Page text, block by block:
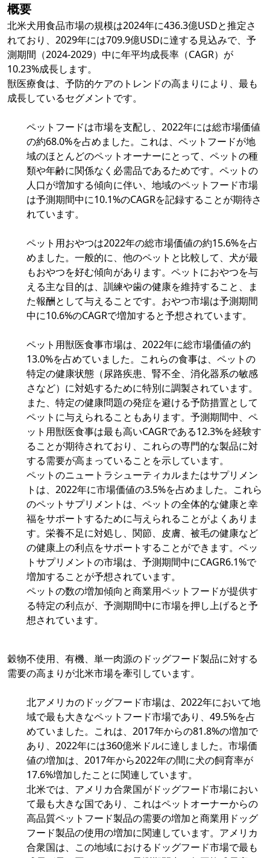
概要
北米犬用食品市場の規模は2024年に436.3億USDと推定さ
れており、2029年には709.9億USDに達する見込みで、予
測期間（2024-2029）中に年平均成長率（CAGR）が
10.23%成長します。
獣医療食は、予防的ケアのトレンドの高まりにより、最も
成長しているセグメントです。
ペットフードは市場を支配し、2022年には総市場価値
の約68.0%を占めました。これは、ペットフードが地
域のほとんどのペットオーナーにとって、ペットの種
類や年齢に関係なく必需品であるためです。ペットの
人口が増加する傾向に伴い、地域のペットフード市場
は予測期間中に10.1%のCAGRを記録することが期待さ
れています。
ペット用おやつは2022年の総市場価値の約15.6%を占
めました。一般的に、他のペットと比較して、犬が最
もおやつを好む傾向があります。ペットにおやつを与
える主な目的は、訓練や歯の健康を維持すること、ま
た報酬として与えることです。おやつ市場は予測期間
中に10.6%のCAGRで増加すると予想されています。
ペット用獣医食事市場は、2022年に総市場価値の約
13.0%を占めていました。これらの食事は、ペットの
特定の健康状態（尿路疾患、腎不全、消化器系の敏感
さなど）に対処するために特別に調製されています。
また、特定の健康問題の発症を避ける予防措置として
ペットに与えられることもあります。予測期間中、ペ
ット用獣医食事は最も高いCAGRである12.3%を経験す
ることが期待されており、これらの専門的な製品に対
する需要が高まっていることを示しています。
ペットのニュートラシューティカルまたはサプリメン
トは、2022年に市場価値の3.5%を占めました。これら
のペットサプリメントは、ペットの全体的な健康と幸
福をサポートするために与えられることがよくありま
す。栄養不足に対処し、関節、皮膚、被毛の健康など
の健康上の利点をサポートすることができます。ペッ
トサプリメントの市場は、予測期間中にCAGR6.1%で
増加することが予想されています。
ペットの数の増加傾向と商業用ペットフードが提供す
る特定の利点が、予測期間中に市場を押し上げると予
想されています。
穀物不使用、有機、単一肉源のドッグフード製品に対する
需要の高まりが北米市場を牽引しています。
北アメリカのドッグフード市場は、2022年において地
域で最も大きなペットフード市場であり、49.5%を占
めていました。これは、2017年からの81.8%の増加で
あり、2022年には360億米ドルに達しました。市場価
値の増加は、2017年から2022年の間に犬の飼育率が
17.6%増加したことに関連しています。
北米では、アメリカ合衆国がドッグフード市場におい
て最も大きな国であり、これはペットオーナーからの
高品質ペットフード製品の需要の増加と商業用ドッグ
フード製品の使用の増加に関連しています。アメリカ
合衆国は、この地域におけるドッグフード市場で最も